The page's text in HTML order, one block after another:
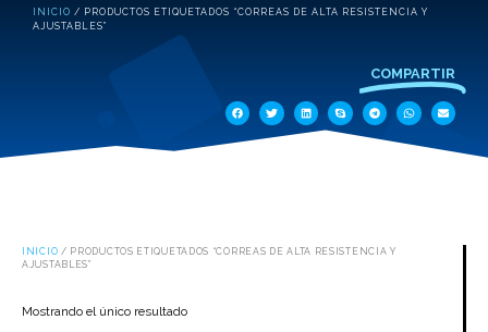
INICIO / PRODUCTOS ETIQUETADOS “CORREAS DE ALTA RESISTENCIA Y
AJUSTABLES”
COMPARTIR
INICIO / PRODUCTOS ETIQUETADOS “CORREAS DE ALTA RESISTENCIA Y
AJUSTABLES”
Mostrando el único resultado